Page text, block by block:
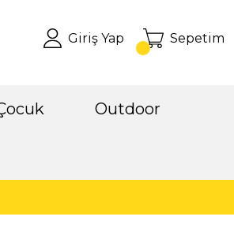
Giriş Yap Sepetim
Outdoor